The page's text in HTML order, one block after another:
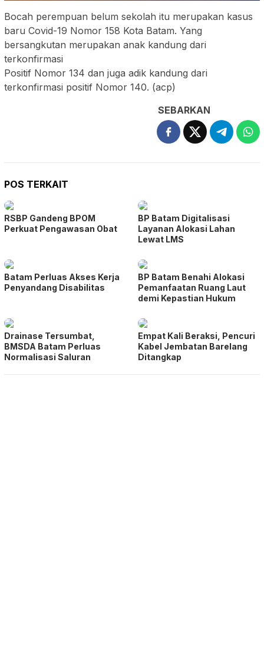
Bocah perempuan belum sekolah itu merupakan kasus
baru Covid-19 Nomor 158 Kota Batam. Yang
bersangkutan merupakan anak kandung dari
terkonfirmasi
Positif Nomor 134 dan juga adik kandung dari
terkonfirmasi positif Nomor 140. (acp)
SEBARKAN
POS TERKAIT
RSBP Gandeng BPOM
Perkuat Pengawasan Obat
BP Batam Digitalisasi
Layanan Alokasi Lahan
Lewat LMS
Batam Perluas Akses Kerja
Penyandang Disabilitas
BP Batam Benahi Alokasi
Pemanfaatan Ruang Laut
demi Kepastian Hukum
Drainase Tersumbat,
BMSDA Batam Perluas
Normalisasi Saluran
Empat Kali Beraksi, Pencuri
Kabel Jembatan Barelang
Ditangkap